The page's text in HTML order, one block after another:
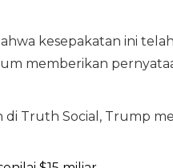
kesepakatan ini telah
memberikan
di Truth Social, Trump